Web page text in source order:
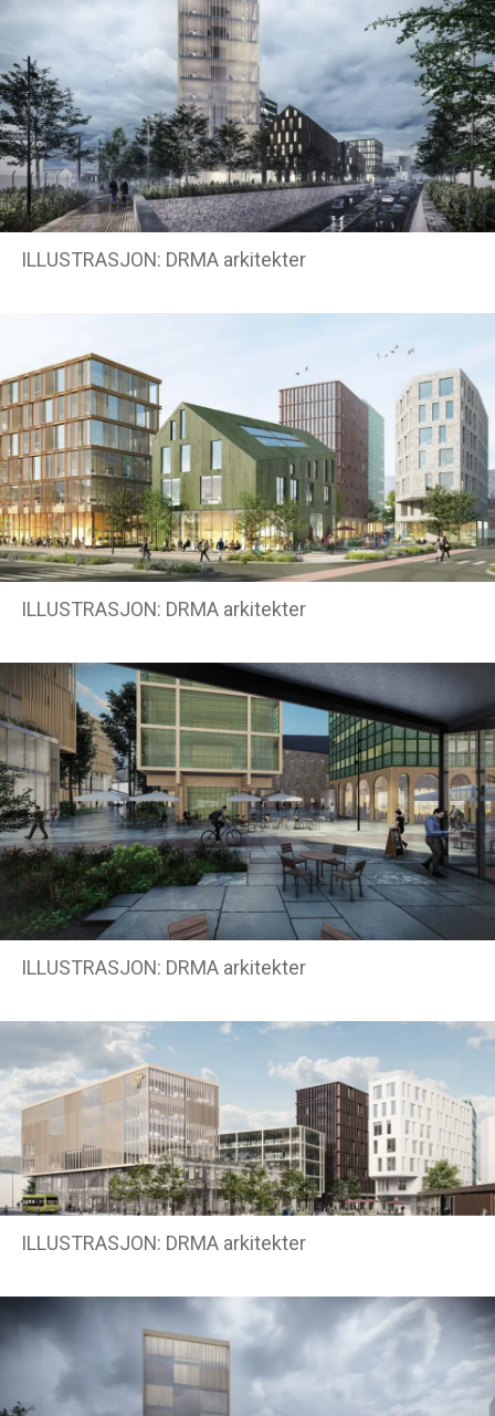
ILLUSTRASJON: DRMA arkitekter
ILLUSTRASJON: DRMA arkitekter
ILLUSTRASJON: DRMA arkitekter
ILLUSTRASJON: DRMA arkitekter